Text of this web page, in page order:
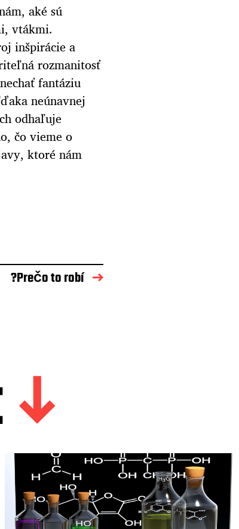
aké sú
vtákmi.
inšpirácie a
rozmanitosť
fantáziu
neúnavnej
odhaľuje
čo vieme o
ktoré nám
?Prečo to robí